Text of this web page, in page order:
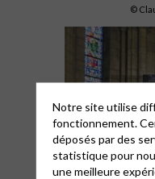
©
Notre site utilise
fonctionnement.
déposés par des
statistique pour
une meilleure